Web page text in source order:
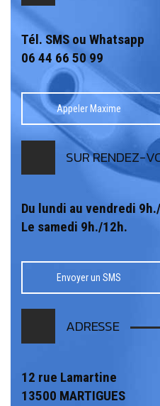
Tél. SMS ou Whatsapp
06 44 66 50 99
Appeler Maxime
SUR RENDEZ-
Du lundi au vendredi
Le samedi 9h./12h.
Envoyer un SMS
ADRESSE
12 rue Lamartine
13500 MARTIGUES